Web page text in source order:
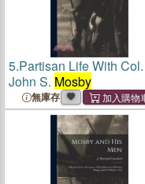
5.Partisan Life With Col.
John S. Mosby
無庫存